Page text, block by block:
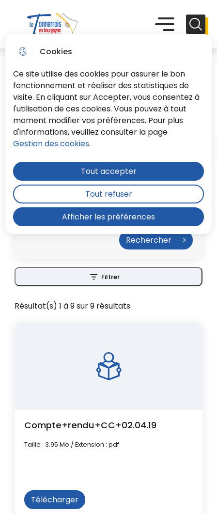
Cookies
Ce site utilise des cookies pour assurer le bon
fonctionnement et réaliser des statistiques de
visite. En cliquant sur Accepter, vous consentez à
l'utilisation de ces cookies. Vous pouvez à tout
moment modifier vos préférences. Pour plus
d'informations, veuillez consulter la page
Gestion des cookies.
Afficher les préférences
Tout accepter
Tout refuser
au
menu
Aller à la
recherche
principal
le plan du
Menu principal Menu
Comptes rendus des CC 2019
Moteur de recherche
Filtrer
Résultat(s) 1 à 9 sur 9 résultats
Compte+rendu+CC+02.04.19
Taille : 3.95 Mo / Extension : pdf
Télécharger